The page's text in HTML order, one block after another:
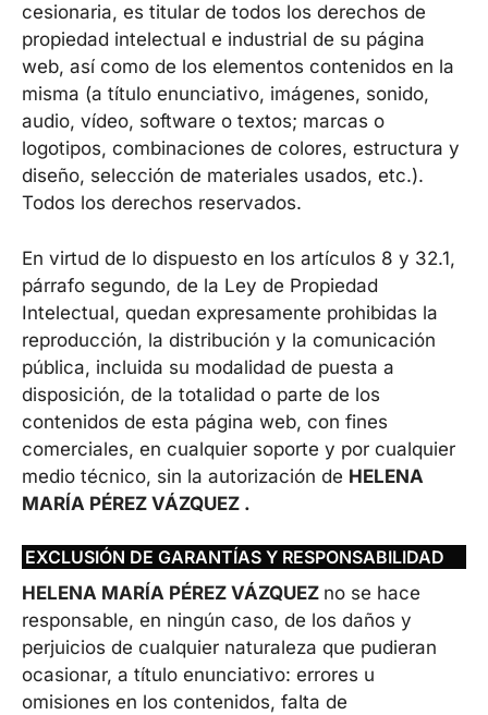
cesionaria, es titular de todos los derechos de
propiedad intelectual e industrial de su página
web, así como de los elementos contenidos en la
misma (a título enunciativo, imágenes, sonido,
audio, vídeo, software o textos; marcas o
logotipos, combinaciones de colores, estructura y
diseño, selección de materiales usados, etc.).
Todos los derechos reservados.
En virtud de lo dispuesto en los artículos 8 y 32.1,
párrafo segundo, de la Ley de Propiedad
Intelectual, quedan expresamente prohibidas la
reproducción, la distribución y la comunicación
pública, incluida su modalidad de puesta a
disposición, de la totalidad o parte de los
contenidos de esta página web, con fines
comerciales, en cualquier soporte y por cualquier
medio técnico, sin la autorización de HELENA
MARÍA PÉREZ VÁZQUEZ .
EXCLUSIÓN DE GARANTÍAS Y RESPONSABILIDAD
HELENA MARÍA PÉREZ VÁZQUEZ no se hace
responsable, en ningún caso, de los daños y
perjuicios de cualquier naturaleza que pudieran
ocasionar, a título enunciativo: errores u
omisiones en los contenidos, falta de